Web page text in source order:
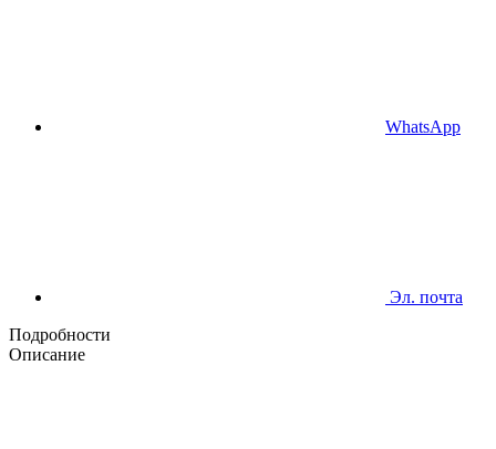
WhatsApp
Эл. почта
Подробности
Описание